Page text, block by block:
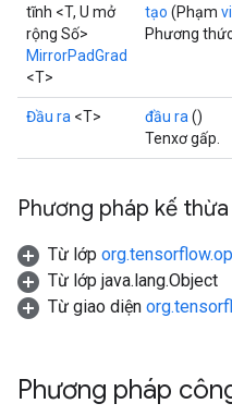
tĩnh <T, U mở
rộng Số>
MirrorPadGrad
<T>
tạo (Phạm vi
Phương
Đầu ra <T> đầu ra ()
Tenxơ gấp.
Phương pháp kế thừa
Từ lớp
Từ lớp java.lang.Object
Từ giao diện
Phương pháp